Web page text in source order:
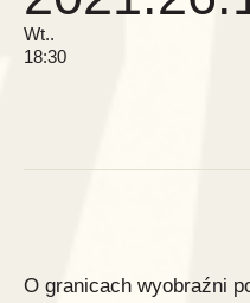
Wt..
18:30
O granicach wyobraźni